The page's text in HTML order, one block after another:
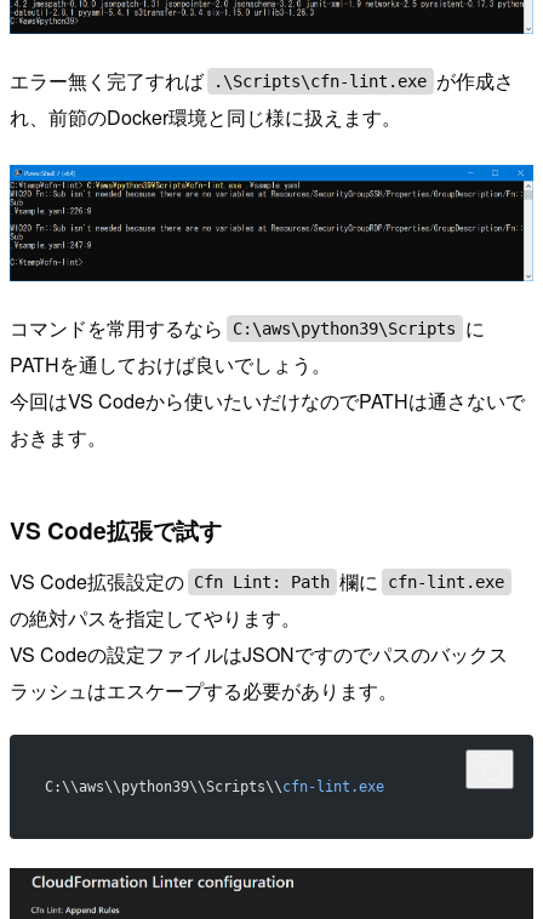
エラー無く完了すれば .\Scripts\cfn-lint.exe が作成さ
れ、前節のDocker環境と同じ様に扱えます。
コマンドを常用するなら C:\aws\python39\Scripts
に
PATHを通しておけば良いでしょう。
今回はVS Codeから使いたいだけなのでPATHは通さないで
おきます。
VS Code拡張で試す
VS Code拡張設定の Cfn Lint: Path 欄に cfn-lint.exe
の絶対パスを指定してやります。
VS Codeの設定ファイルはJSONですのでパスのバックス
ラッシュはエスケープする必要があります。
C:\\aws\\python39\\Scripts\\cfn-lint.exe